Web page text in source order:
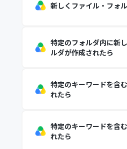
新しくファイル・フォ
特定のフォルダ内に新
ルダが作成されたら
特定のキーワードを含
れたら
特定のキーワードを含
れたら